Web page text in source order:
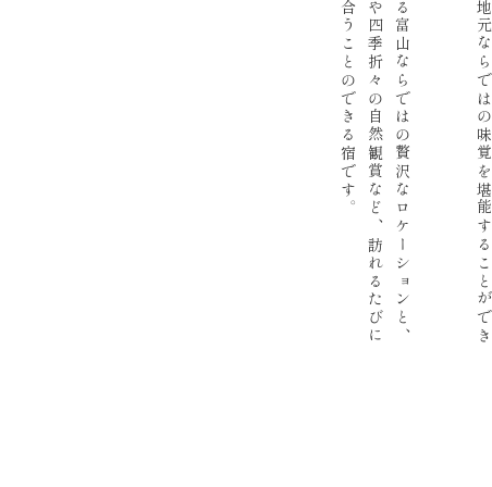
山
と
海
が
近
接
す
る
富
山
な
ら
で
は
の
贅
沢
な
ロ
ケ
ー
シ
ョ
ン
と
、
周
辺
の
渓
流
散
策
や
四
季
折
々
の
自
然
観
賞
な
ど
、
訪
れ
る
た
び
に
新
た
な
感
動
に
出
合
う
こ
と
の
で
き
る
宿
で
す
。